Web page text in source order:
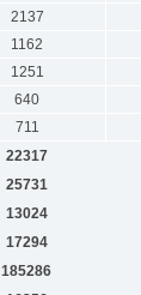
2137
1162
1251
640
711
22317
25731
13024
17294
185286